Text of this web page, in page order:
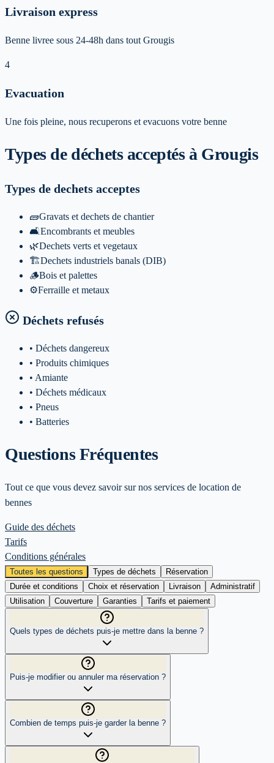
Livraison express
Benne livree sous 24-48h dans tout Grougis
4
Evacuation
Une fois pleine, nous recuperons et evacuons votre benne
Types de déchets acceptés à Grougis
Types de dechets acceptes
🧱Gravats et dechets de chantier
🛋️Encombrants et meubles
🌿Dechets verts et vegetaux
🏗️Dechets industriels banals (DIB)
🪵Bois et palettes
⚙️Ferraille et metaux
Déchets refusés
• Déchets dangereux
• Produits chimiques
• Amiante
• Déchets médicaux
• Pneus
• Batteries
Questions Fréquentes
Tout ce que vous devez savoir sur nos services de location de
bennes
Guide des déchets
Tarifs
Conditions générales
Toutes les questions Types de déchets
Réservation
Durée et conditions
Choix et réservation Livraison
Administratif
Utilisation
Couverture Garanties Tarifs et paiement
Quels types de déchets puis-je mettre dans la benne ?
Puis-je modifier ou annuler ma réservation ?
Combien de temps puis-je garder la benne ?